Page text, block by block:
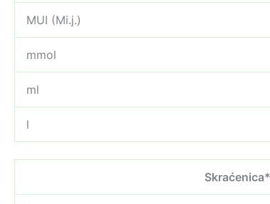
MUI (Mi.j.)
mmol
ml
l